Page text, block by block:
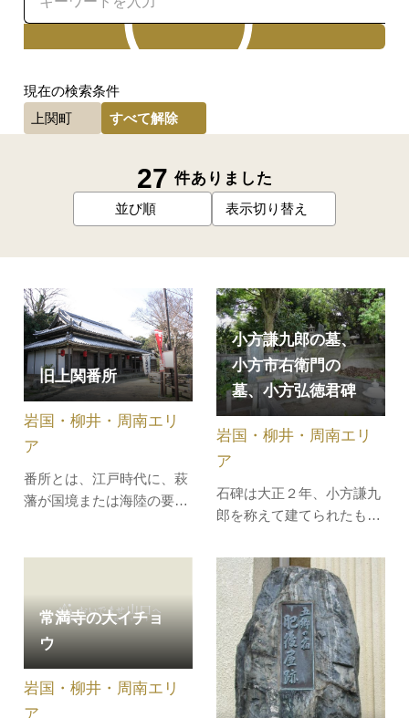
現在の検索条件
上関町
すべて解除
27 件ありました
並び順 表示切り替え
旧上関番所
番所とは、江戸時代に、萩
藩が国境または海陸の要衝
紋がついています。この上
代（しだい）に1632年（寛
のを、利…
岩国・柳井・周南エリ
ア
小方謙九郎の墓、
小方市右衛門の
墓、小方弘徳君碑
石碑は大正２年、小方謙九
郎を称えて建てられたもの
作が結成した奇兵隊に入隊
し、馬関攘夷戦に参戦した
後、第二奇兵隊の参謀とな
り、四境の役で活躍しまし
た。維新後は室津に帰り、
室津村の第一回村会議員を
務め、四階楼を建てた石碑
の隣には…
岩国・柳井・周南エリ
ア
常満寺の大イチョ
ウ
岩国・柳井・周南エリ
ア